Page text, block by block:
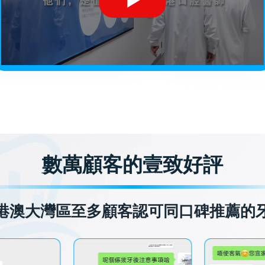
數萬顧客的壹致好評
澳大灣區至多顧客認可同口碑推薦的